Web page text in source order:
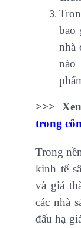
bao
nhà
>>>
trong
Trong
kinh tế
và giá
các nhà
đấu hạ